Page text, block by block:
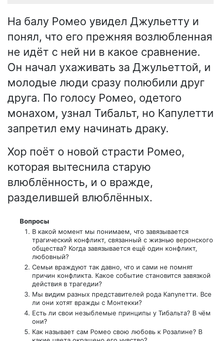
На балу Ромео увидел Джульетту и
понял, что его прежняя возлюбленная
не идёт с ней ни в какое сравнение.
Он начал ухаживать за Джульеттой, и
молодые люди сразу полюбили друг
друга. По голосу Ромео, одетого
монахом, узнал Тибальт, но Капулетти
запретил ему начинать драку.
Хор поёт о новой страсти Ромео,
которая вытеснила старую
влюблённость, и о вражде,
разделившей влюблённых.
Вопросы
В какой момент мы понимаем, что завязывается
трагический конфликт, связанный с жизнью веронского
общества? Когда завязывается ещё один конфликт,
любовный?
Семьи враждуют так давно, что и сами не помнят
причин конфликта. Какое событие становится завязкой
действия в трагедии?
Мы видим разных представителей рода Капулетти. Все
ли они хотят вражды с Монтекки?
Есть ли свои незыблемые принципы у Тибальта? В чём
они?
Как называет сам Ромео свою любовь к Розалине? В